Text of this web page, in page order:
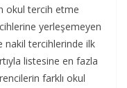
okul tercih etme
yerleşemeyen
nakil tercihlerinde ilk
listesine en fazla
farklı okul